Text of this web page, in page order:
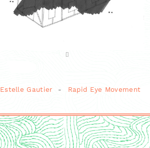
Estelle Gautier - Rapid Eye Movement